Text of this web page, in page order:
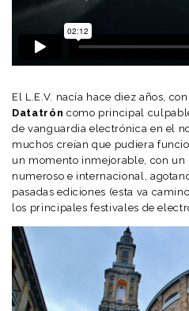
El L.E.V. nacía hace diez años,
Datatrón como principal
de vanguardia electrónica en el
muchos creían que pudiera
un momento inmejorable, con un
numeroso e internacional,
pasadas ediciones (esta va
los principales festivales de